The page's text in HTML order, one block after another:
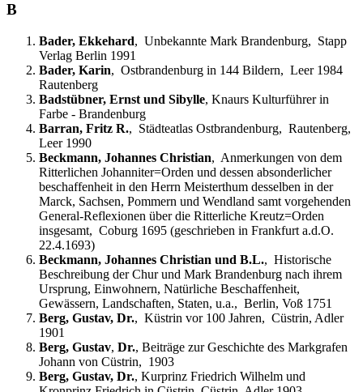
B
Bader, Ekkehard, Unbekannte Mark Brandenburg, Stapp
Verlag Berlin 1991
Bader, Karin, Ostbrandenburg in 144 Bildern, Leer 1984
Rautenberg
Badstübner, Ernst und Sibylle, Knaurs Kulturführer in
Farbe - Brandenburg
Barran, Fritz R., Städteatlas Ostbrandenburg, Rautenberg,
Leer 1990
Beckmann, Johannes Christian, Anmerkungen von dem
Ritterlichen Johanniter=Orden und dessen absonderlicher
beschaffenheit in den Herrn Meisterthum desselben in der
Marck, Sachsen, Pommern und Wendland samt vorgehenden
General-Reflexionen über die Ritterliche Kreutz=Orden
insgesamt, Coburg 1695 (geschrieben in Frankfurt a.d.O.
22.4.1693)
Beckmann, Johannes Christian und B.L., Historische
Beschreibung der Chur und Mark Brandenburg nach ihrem
Ursprung, Einwohnern, Natürliche Beschaffenheit,
Gewässern, Landschaften, Staten, u.a., Berlin, Voß 1751
Berg, Gustav, Dr., Küstrin vor 100 Jahren, Cüstrin, Adler
1901
Berg, Gustav, Dr., Beiträge zur Geschichte des Markgrafen
Johann von Cüstrin, 1903
Berg, Gustav, Dr., Kurprinz Friedrich Wilhelm und